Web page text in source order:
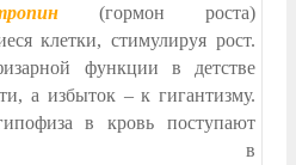
(гормон роста)
клетки, стимулируя рост.
функции в детстве
а избыток – к гигантизму.
в кровь поступают
в